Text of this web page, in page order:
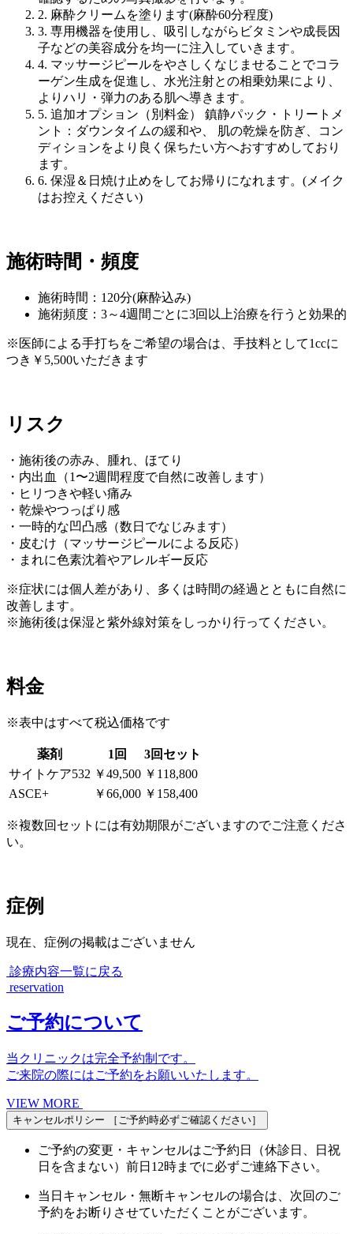
2. 麻酔クリームを塗ります(麻酔60分程度)
3. 専用機器を使用し、吸引しながらビタミンや成長因
子などの美容成分を均一に注入していきます。
4. マッサージピールをやさしくなじませることでコラ
ーゲン生成を促進し、水光注射との相乗効果により、
よりハリ・弾力のある肌へ導きます。
5. 追加オプション（別料金） 鎮静パック・トリートメ
ント：ダウンタイムの緩和や、 肌の乾燥を防ぎ、コン
ディションをより良く保ちたい方へおすすめしており
ます。
6. 保湿＆日焼け止めをしてお帰りになれます。(メイク
はお控えください)
施術時間・頻度
施術時間：120分(麻酔込み)
施術頻度：3～4週間ごとに3回以上治療を行うと効果的
※医師による手打ちをご希望の場合は、手技料として1ccに
つき￥5,500いただきます
リスク
・施術後の赤み、腫れ、ほてり
・内出血（1〜2週間程度で自然に改善します）
・ヒリつきや軽い痛み
・乾燥やつっぱり感
・一時的な凹凸感（数日でなじみます）
・皮むけ（マッサージピールによる反応）
・まれに色素沈着やアレルギー反応
※症状には個人差があり、多くは時間の経過とともに自然に
改善します。
※施術後は保湿と紫外線対策をしっかり行ってください。
料金
※表中はすべて税込価格です
薬剤 1回
3回セット
サイトケア532 ￥49,500 ￥118,800
ASCE+
￥66,000 ￥158,400
※複数回セットには有効期限がございますのでご注意くださ
い。
症例
現在、症例の掲載はございません
診療内容一覧に戻る
reservation
ご予約について
当クリニックは完全予約制です。
ご来院の際にはご予約をお願いいたします。
VIEW MORE
キャンセルポリシー ［ご予約時必ずご確認ください］
ご予約の変更・キャンセルはご予約日（休診日、日祝
日を含まない）前日12時までに必ずご連絡下さい。
当日キャンセル・無断キャンセルの場合は、次回のご
予約をお断りさせていただくことがございます。